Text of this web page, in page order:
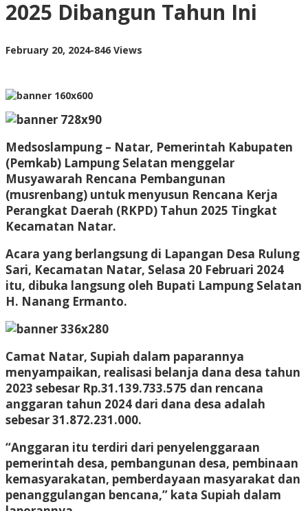
Dibangun
2025 Dibangun Tahun Ini
February 20, 2024by
-846 Views
Medsoslampung – Natar, Pemerintah Kabupaten
(Pemkab) Lampung Selatan menggelar
Musyawarah Rencana Pembangunan
(musrenbang) untuk menyusun Rencana Kerja
Perangkat Daerah (RKPD) Tahun 2025 Tingkat
Kecamatan Natar.
Acara yang berlangsung di Lapangan Desa Rulung
Sari, Kecamatan Natar, Selasa 20 Februari 2024
itu, dibuka langsung oleh Bupati Lampung Selatan
H. Nanang Ermanto.
Camat Natar, Supiah dalam paparannya
menyampaikan, realisasi belanja dana desa tahun
2023 sebesar Rp.31.139.733.575 dan rencana
anggaran tahun 2024 dari dana desa adalah
sebesar 31.872.231.000.
“Anggaran itu terdiri dari penyelenggaraan
pemerintah desa, pembangunan desa, pembinaan
kemasyarakatan, pemberdayaan masyarakat dan
penanggulangan bencana,” kata Supiah dalam